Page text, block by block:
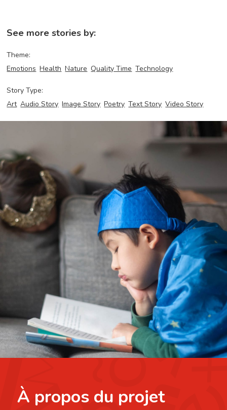
See more stories by:
Theme:
Emotions Health Nature Quality Time Technology
Story Type:
Art Audio Story Image Story Poetry Text Story Video Story
À propos du projet